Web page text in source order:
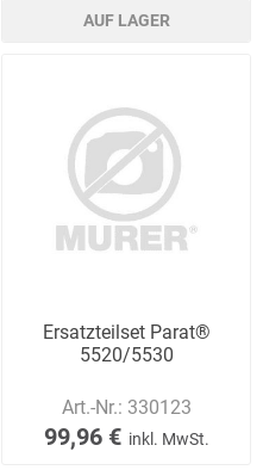
AUF LAGER
Ersatzteilset Parat®
5520/5530
Art.-Nr.: 330123
99,96 € inkl. MwSt.